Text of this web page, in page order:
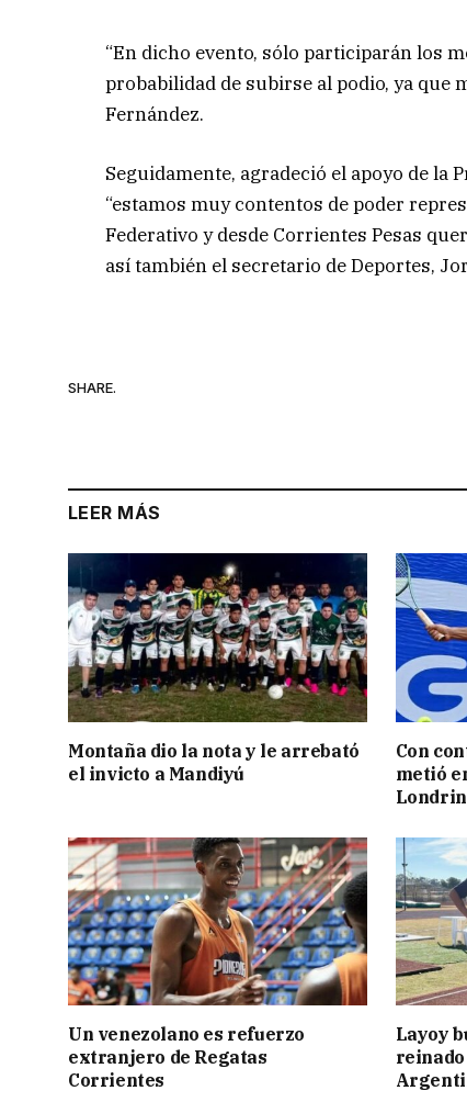
“En dicho evento, sólo participarán los
probabilidad de subirse al podio, ya que
Fernández.
Seguidamente, agradeció el apoyo de la
“estamos muy contentos de poder
Federativo y desde Corrientes Pesas
así también el secretario de Deportes,
SHARE.
LEER MÁS
Montaña dio la nota y le arrebató
el invicto a Mandiyú
Con
metió
Un venezolano es refuerzo
extranjero de Regatas
Corrientes
Layoy
reinado